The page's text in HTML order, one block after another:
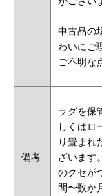
中古品の
わいにご
ご不明な
備考
ラグを保
しくはロ
り畳まれ
ざいます
のクセが
間〜数か